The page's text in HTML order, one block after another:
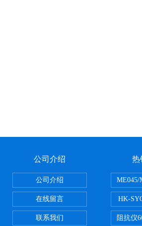
公司介绍
公司介绍
在线留言
联系我们
热
ME045/
HK-
阻抗仪